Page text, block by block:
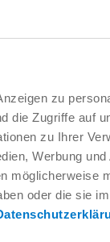
zu
die Zugriffe auf
zu Ihrer
Werbung
möglicherweise
oder die sie
de CAO